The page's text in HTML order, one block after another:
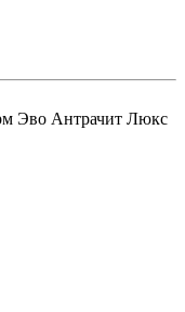
Эво Антрачит Люкс